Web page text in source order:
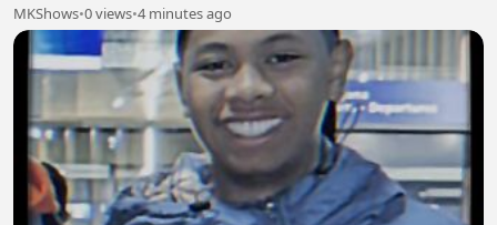
MKShows•0 views•4 minutes ago